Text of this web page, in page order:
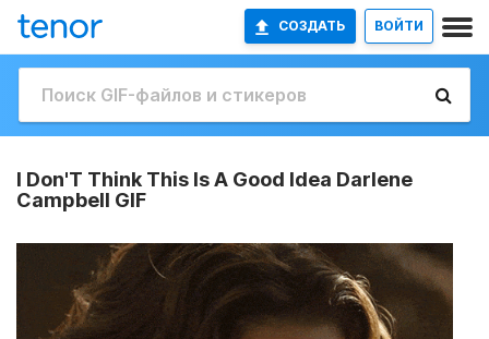
СОЗДАТЬ ВОЙТИ
I Don'T Think This Is A Good Idea Darlene
Campbell GIF